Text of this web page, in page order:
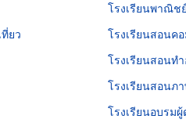
โรงเรียนพาณิช
ยว
โรงเรียนสอนค
โรงเรียนสอนท
โรงเรียนสอนภ
โรงเรียนอบรม